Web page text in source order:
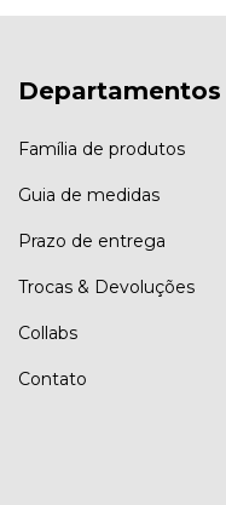
Departamentos
Família de produtos
Guia de medidas
Prazo de entrega
Trocas & Devoluções
Collabs
Contato